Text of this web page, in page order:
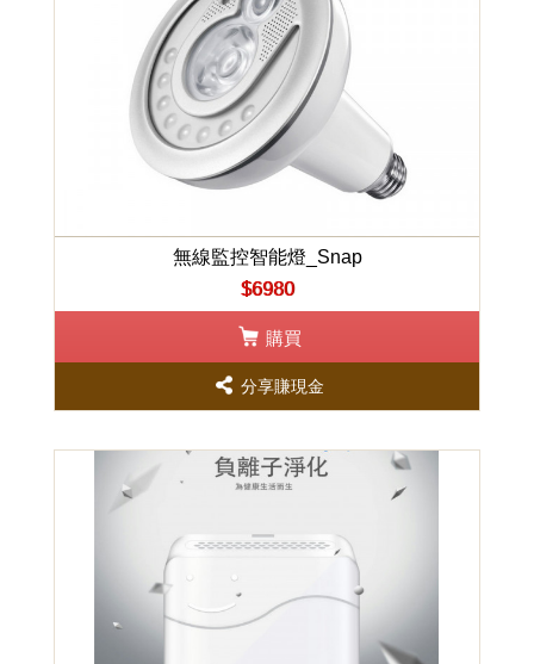
無線監控智能燈_Snap
$6980
購買
分享賺現金